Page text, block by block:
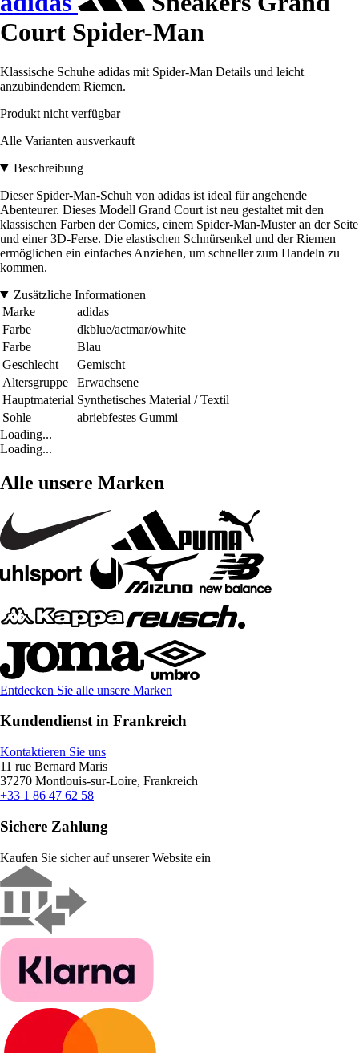
Court Spider-Man
Klassische Schuhe adidas mit Spider-Man Details und leicht
anzubindendem Riemen.
Produkt nicht verfügbar
Alle Varianten ausverkauft
Beschreibung
Dieser Spider-Man-Schuh von adidas ist ideal für angehende
Abenteurer. Dieses Modell Grand Court ist neu gestaltet mit den
klassischen Farben der Comics, einem Spider-Man-Muster an der Seite
und einer 3D-Ferse. Die elastischen Schnürsenkel und der Riemen
ermöglichen ein einfaches Anziehen, um schneller zum Handeln zu
kommen.
Zusätzliche Informationen
Marke
adidas
Farbe
dkblue/actmar/owhite
Farbe
Blau
Geschlecht
Gemischt
Altersgruppe
Erwachsene
Hauptmaterial Synthetisches Material / Textil
Sohle
abriebfestes Gummi
Loading...
Loading...
Alle unsere Marken
Entdecken Sie alle unsere Marken
Kundendienst in Frankreich
Kontaktieren Sie uns
11 rue Bernard Maris
37270 Montlouis-sur-Loire, Frankreich
+33 1 86 47 62 58
Sichere Zahlung
Kaufen Sie sicher auf unserer Website ein